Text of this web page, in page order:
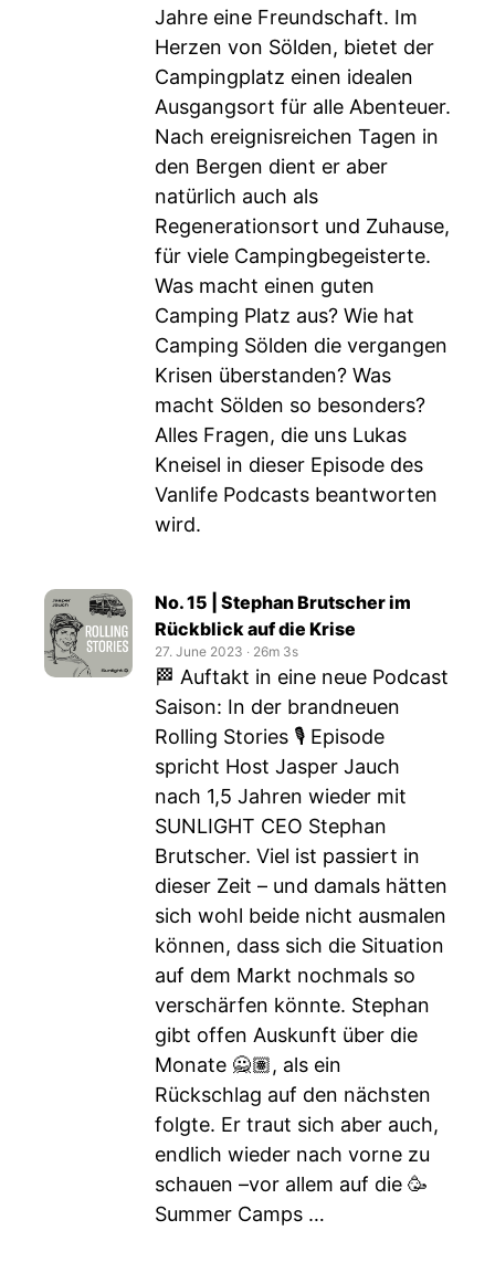
Jahre eine Freundschaft. Im
Herzen von Sölden, bietet der
Campingplatz einen idealen
Ausgangsort für alle Abenteuer.
Nach ereignisreichen Tagen in
den Bergen dient er aber
natürlich auch als
Regenerationsort und Zuhause,
für viele Campingbegeisterte.
Was macht einen guten
Camping Platz aus? Wie hat
Camping Sölden die vergangen
Krisen überstanden? Was
macht Sölden so besonders?
Alles Fragen, die uns Lukas
Kneisel in dieser Episode des
Vanlife Podcasts beantworten
wird.
No. 15 | Stephan Brutscher im
Rückblick auf die Krise
27. June 2023 ‧ 26m 3s
🏁 Auftakt in eine neue Podcast
Saison: In der brandneuen
Rolling Stories 🎙️ Episode
spricht Host Jasper Jauch
nach 1,5 Jahren wieder mit
SUNLIGHT CEO Stephan
Brutscher. Viel ist passiert in
dieser Zeit – und damals hätten
sich wohl beide nicht ausmalen
können, dass sich die Situation
auf dem Markt nochmals so
verschärfen könnte. Stephan
gibt offen Auskunft über die
Monate 🙅🏽, als ein
Rückschlag auf den nächsten
folgte. Er traut sich aber auch,
endlich wieder nach vorne zu
schauen –vor allem auf die 🥳
Summer Camps …